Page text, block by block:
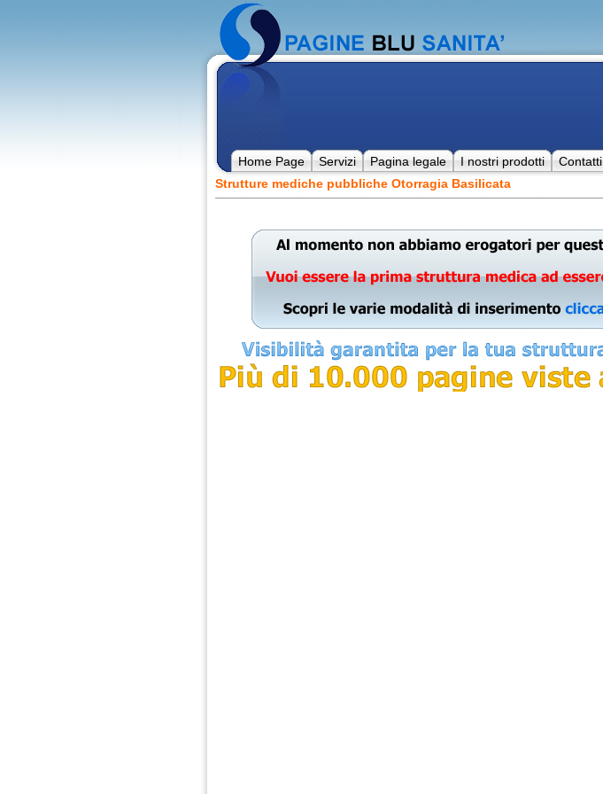
Home Page Servizi Pagina legale I nostri prodotti Contatti
Strutture mediche pubbliche Otorragia Basilicata